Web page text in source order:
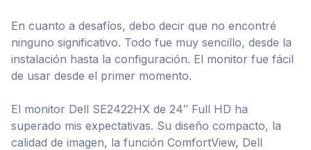
En cuanto a desafíos, debo decir que no encontré
ninguno significativo. Todo fue muy sencillo, desde la
instalación hasta la configuración. El monitor fue fácil
de usar desde el primer momento.
El monitor Dell SE2422HX de 24″ Full HD ha
superado mis expectativas. Su diseño compacto, la
calidad de imagen, la función ComfortView, Dell